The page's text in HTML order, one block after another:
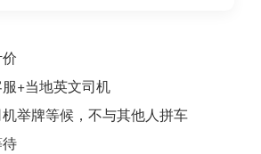
服+当地英文司机
机举牌等候，不与其他人拼车
待